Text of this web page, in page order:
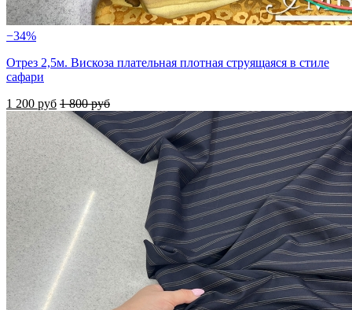
−34%
Отрез 2,5м. Вискоза плательная плотная струящаяся в стиле
сафари
1 200 руб 1 800 руб